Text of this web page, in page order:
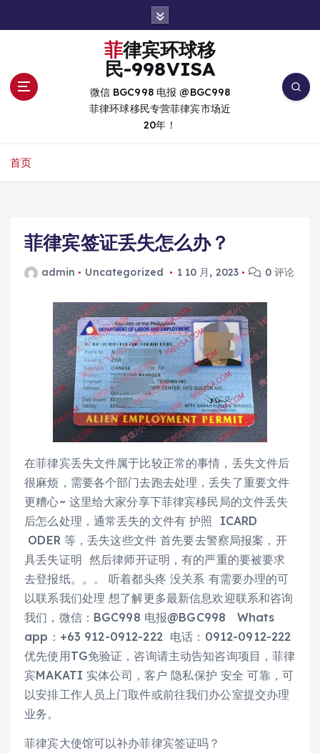
菲律宾环球移
民-998VISA
微信 BGC998 电报 @BGC998
菲律环球移民专营菲律宾市场近
20年！
首页
菲律宾签证丢失怎么办？
admin Uncategorized 1 10 月, 2023 0 评论
在菲律宾丢失文件属于比较正常的事情，丢失文件后
很麻烦，需要各个部门去跑去处理，丢失了重要文件
更糟心~ 这里给大家分享下菲律宾移民局的文件丢失
后怎么处理，通常丢失的文件有 护照 ICARD
ODER 等，丢失这些文件 首先要去警察局报案，开
具丢失证明 然后律师开证明，有的严重的要被要求
去登报纸。。。 听着都头疼 没关系 有需要办理的可
以联系我们处理 想了解更多最新信息欢迎联系和咨询
我们，微信：BGC998 电报@BGC998 Whats
app：+63 912-0912-222 电话：0912-0912-222
优先使用TG免验证，咨询请主动告知咨询项目，菲律
宾MAKATI 实体公司，客户 隐私保护 安全 可靠，可
以安排工作人员上门取件或前往我们办公室提交办理
业务。
菲律宾大使馆可以补办菲律宾签证吗？